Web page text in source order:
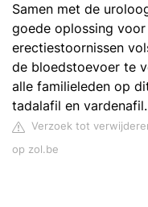
Samen met de
goede oplossing
erectiestoornissen
de bloedstoevoer te
alle familieleden op
tadalafil en vardenafil.
Verzoek tot
op zol.be